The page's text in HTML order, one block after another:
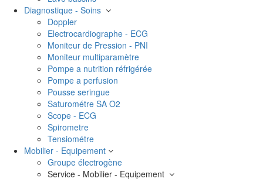
Diagnostique - Soins
Doppler
Electrocardiographe - ECG
Moniteur de Pression - PNI
Moniteur multiparamètre
Pompe a nutrition réfrigérée
Pompe a perfusion
Pousse seringue
Saturométre SA O2
Scope - ECG
Spirometre
Tensiométre
Mobilier - Equipement
Groupe électrogène
Service - Mobilier - Equipement